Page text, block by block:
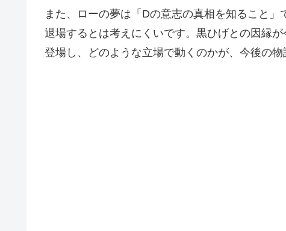
また、ローの夢は「Dの意志の真相を知ること
退場するとは考えにくいです。黒ひげとの因縁
登場し、どのような立場で動くのかが、今後の物